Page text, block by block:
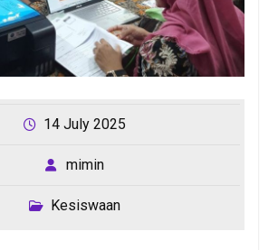
14 July 2025
mimin
Kesiswaan